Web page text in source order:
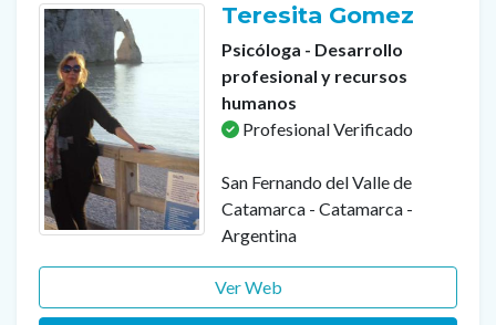
Teresita Gomez
Psicóloga - Desarrollo
profesional y recursos
humanos
Profesional Verificado
San Fernando del Valle de
Catamarca - Catamarca -
Argentina
Ver Web